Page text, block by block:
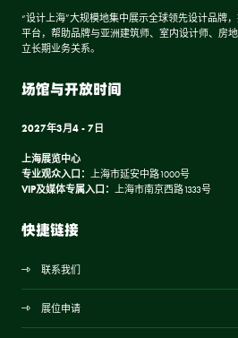
“设计上海”大规模地集中展示全球领先设计品牌
平台，帮助品牌与亚洲建筑师、室内设计师、房
立长期业务关系。
场馆与开放时间
2027年3月4 - 7日
上海展览中心
专业观众入口： 上海市延安中路1000号
VIP及媒体专属入口： 上海市南京西路1333号
快捷链接
联系我们
展位申请